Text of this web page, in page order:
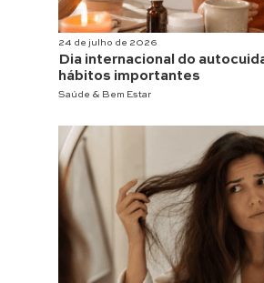
24 de julho de 2026
Dia internacional do
hábitos importantes
Saúde & Bem Estar